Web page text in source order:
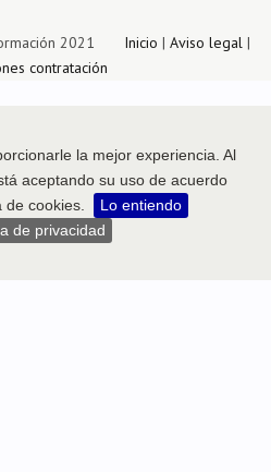
2021 Inicio | Aviso legal|
contratación
la mejor experiencia. Al
aceptando su uso de acuerdo
cookies.
Lo entiendo
de privacidad